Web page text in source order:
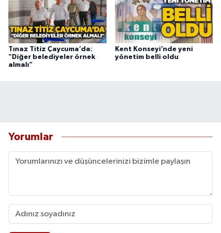
Tınaz Titiz Çaycuma’da:
"Diğer belediyeler örnek
almalı"
Kent Konseyi’nde yeni
yönetim belli oldu
Yorumlar